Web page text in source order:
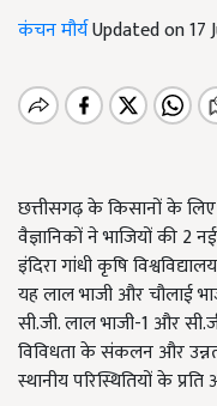
कंचन मौर्यUpdated on 17
छत्तीसगढ़ के किसानों के
वैज्ञानिकों ने भाजियों की 2
इंदिरा गांधी कृषि
यह लाल भाजी और चौलाई
सी.जी. लाल भाजी-1 और
विविधता के संकलन और
स्थानीय परिस्थितियों के